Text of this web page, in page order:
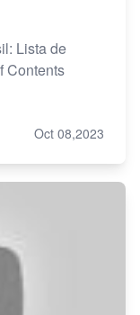
Lista de
Contents
Oct 08,2023